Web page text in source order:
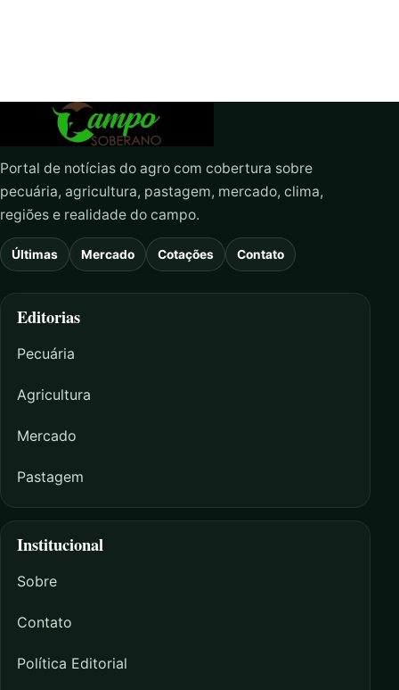
Portal de notícias do agro com cobertura sobre
pecuária, agricultura, pastagem, mercado, clima,
regiões e realidade do campo.
Últimas Mercado Cotações Contato
Editorias
Pecuária
Agricultura
Mercado
Pastagem
Institucional
Sobre
Contato
Política Editorial